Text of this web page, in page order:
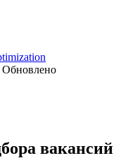
Обновлено
вакансий